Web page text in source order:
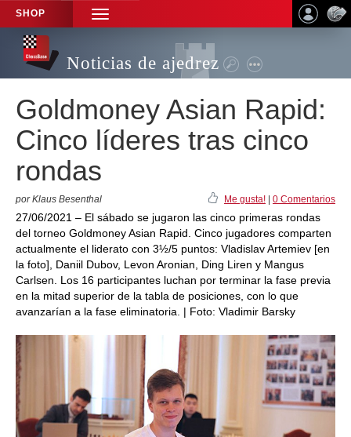
SHOP
TOGGLE
NAVIGATION
Noticias de ajedrez
Goldmoney Asian Rapid:
Cinco líderes tras cinco
rondas
por Klaus Besenthal Me gusta! 0 Comentarios
27/06/2021 – El sábado se jugaron las cinco primeras rondas
del torneo Goldmoney Asian Rapid. Cinco jugadores comparten
actualmente el liderato con 3½/5 puntos: Vladislav Artemiev [en
la foto], Daniil Dubov, Levon Aronian, Ding Liren y Mangus
Carlsen. Los 16 participantes luchan por terminar la fase previa
en la mitad superior de la tabla de posiciones, con lo que
avanzarían a la fase eliminatoria. | Foto: Vladimir Barsky